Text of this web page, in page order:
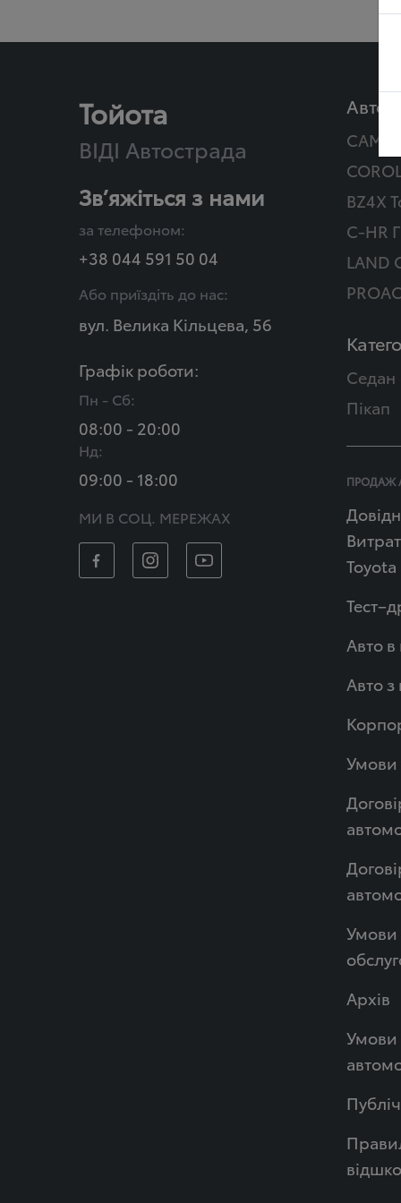
Тойота
ВІДІ Автострада
Зв’яжіться з нами
за телефоном:
+38 044 591 50 04
Або приїздіть до нас:
вул. Велика Кільцева, 56
Графік роботи:
Пн - Сб:
08:00 - 20:00
Нд:
09:00 - 18:00
МИ В СОЦ. МЕРЕЖАХ
CAMRY
BZ4X
C-HR
LAND
Седан
Пікап
ПРОДАЖ
Toyota
Авто в
Авто з
Умови
Умови
Архів
Умови